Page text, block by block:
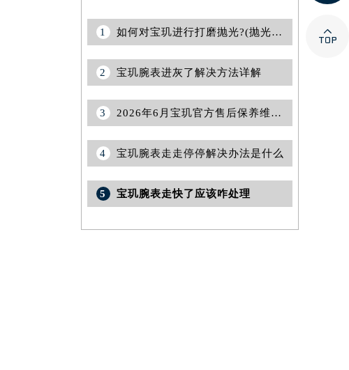
1 如何对宝玑进行打磨抛光?(抛光保养)
2 宝玑腕表进灰了解决方法详解
3 2026年6月宝玑官方售后保养维修中心变动正式文件对外公示
4 宝玑腕表走走停停解决办法是什么
5 宝玑腕表走快了应该咋处理
